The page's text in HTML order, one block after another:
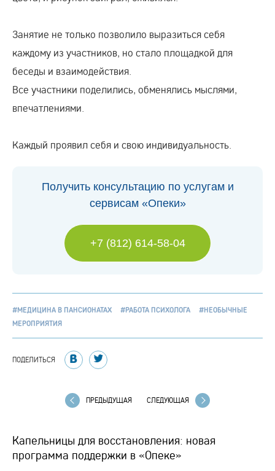
Занятие не только позволило выразиться себя
каждому из участников, но стало площадкой для
беседы и взаимодействия.
Все участники поделились, обменялись мыслями,
впечатлениями.
Каждый проявил себя и свою индивидуальность.
Получить консультацию по услугам и
сервисам «Опеки»
+7 (812) 614-58-04
#МЕДИЦИНА В ПАНСИОНАТАХ #РАБОТА ПСИХОЛОГА
#НЕОБЫЧНЫЕ
МЕРОПРИЯТИЯ
ПОДЕЛИТЬСЯ
ПРЕДЫДУЩАЯ СЛЕДУЮЩАЯ
Капельницы для восстановления: новая
программа поддержки в «Опеке»